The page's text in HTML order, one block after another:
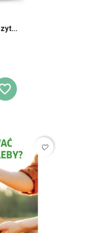
DO
DODAJ DO
favorite_border